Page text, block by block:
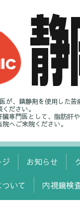
が、鎮静剤を使用した
ださい。
専門医として、脂肪肝
へご来院ください。
ジ お知らせ
いて 内視鏡検